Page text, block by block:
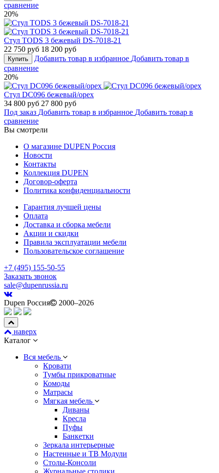
сравнение
20%
Стул TODS 3 бежевый DS-7018-21
22 750 руб 18 200 руб
Купить Добавить товар в избранное Добавить товар в
сравнение
20%
Стул DC096 бежевый/орех
34 800 руб 27 800 руб
Под заказ Добавить товар в избранное Добавить товар в
сравнение
Вы смотрели
О магазине DUPEN Россия
Новости
Контакты
Коллекция DUPEN
Договор-оферта
Политика конфиденциальности
Гарантия лучшей цены
Оплата
Доставка и сборка мебели
Акции и скидки
Правила эксплуатации мебели
Пользовательское соглашение
+7 (495) 155-50-55
Заказать звонок
sale@dupenrussia.ru
Dupen Россия 2000–2026
наверх
Каталог
Вся мебель
Кровати
Тумбы прикроватные
Комоды
Матрасы
Мягкая мебель
Диваны
Кресла
Пуфы
Банкетки
Зеркала интерьерные
Настенные и ТВ Модули
Столы-Консоли
Журнальные столики